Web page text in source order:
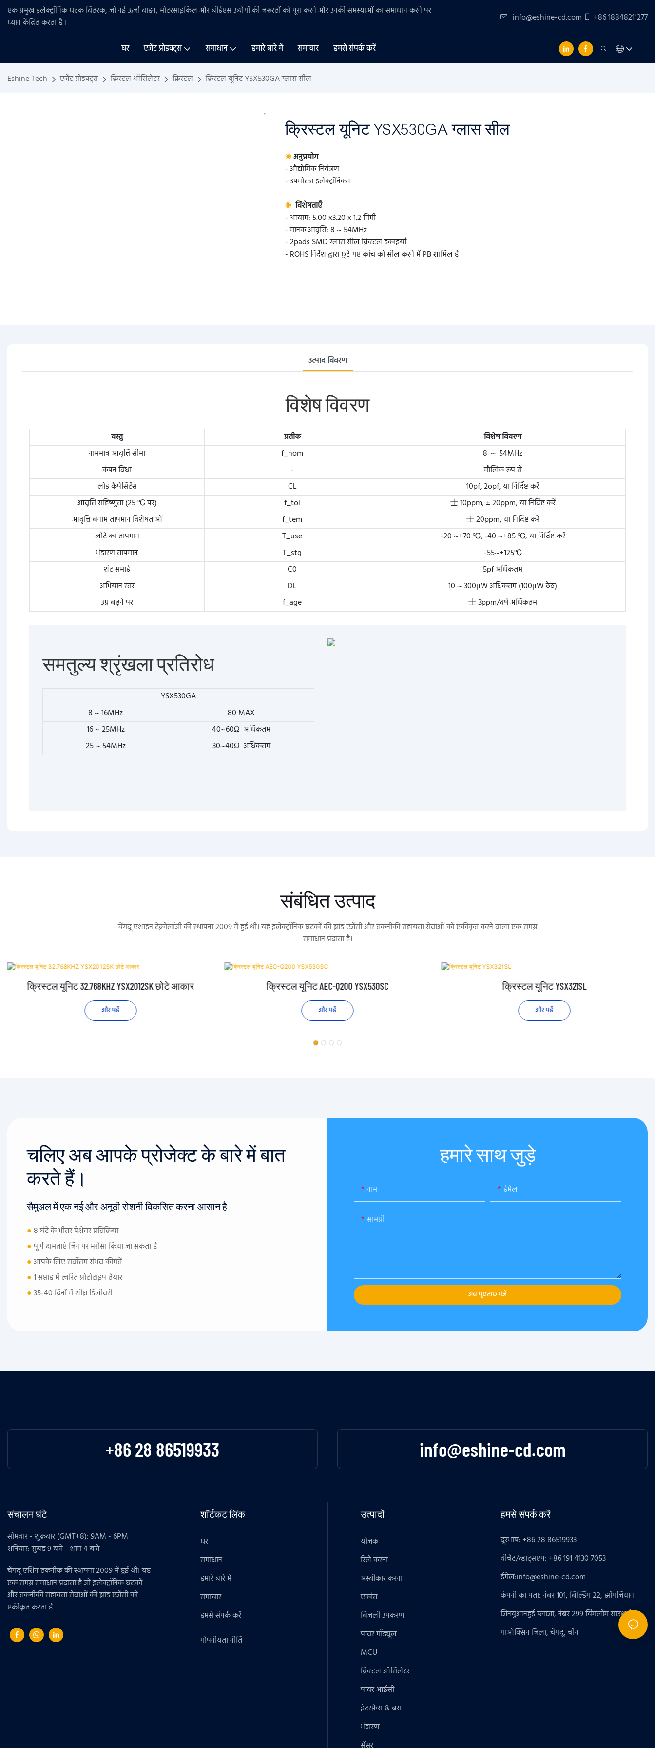
एक प्रमुख इलेक्ट्रॉनिक घटक वितरक, जो नई ऊर्जा वाहन, मोटरसाइकिल और बीईएसउद्योगों कीजरूरतों को पूरा करने और उनकी समस्याओं का समाधान करने पर
ध्यान केंद्रित करता है। info@eshine-cd.com +86 18848211277
घर एजेंट प्रोडक्ट्स समाधान हमारे बारे में समाचार हमसे संपर्क करें
Eshine Tech एजेंट प्रोडक्ट्स क्रिस्टल ऑसिलेटर क्रिस्टल क्रिस्टल यूनिट YSX530GA ग्लास सील
क्रिस्टल यूनिट YSX530GA ग्लास सील
◉अनुप्रयोग
- औद्योगिक नियंत्रण
- उपभोक्ता इलेक्ट्रॉनिक्स
◉ विशेषताएँ
- आयाम: 5.00 x3.20 x 1.2 मिमी
- मानक आवृत्ति: 8 ~ 54MHz
- 2pads SMD ग्लास सील क्रिस्टल इकाइयाँ
- ROHS निर्देश द्वारा छूटे गए कांच को सील करने में PB शामिल है
उत्पाद विवरण
विशेष विवरण
वस्तु प्रतीक
विशेष विवरण
नाममात्र आवृत्ति सीमा
f_nom
8 ～ 54MHz
कंपन विधा
-
मौलिक रूप से
लोड कैपेसिटेंस
CL
10pf, 2opf, या निर्दिष्ट करें
आवृत्ति सहिष्णुता (25 ℃ पर)
f_tol
士 10ppm, ± 20ppm, या निर्दिष्ट करें
आवृत्ति बनाम तापमान विशेषताओं
f_tem
士 20ppm, या निर्दिष्ट करें
लोटे का तापमान
T_use
-20 ~+70 ℃, -40 ~+85 ℃, या निर्दिष्ट करें
भंडारण तापमान
T_stg
-55~+125℃
शंट समाई
C0
5pf अधिकतम
अभियान स्तर
DL
10 ~ 300μW अधिकतम (100μW ठेठ)
उम्र बढ़ने पर
f_age 士 3ppm/वर्ष अधिकतम
समतुल्य श्रृंखला प्रतिरोध
YSX530GA
8 ~ 16MHz
80 MAX
16 ~ 25MHz
40~60Ω अधिकतम
25 ~ 54MHz
30~40Ω अधिकतम
संबंधित उत्पाद
चेंगदू एशाइन टेक्नोलॉजी की स्थापना 2009 में हुई थी। यह इलेक्ट्रॉनिक घटकों की ब्रांड एजेंसी और तकनीकी सहायता सेवाओं को एकीकृत करने वाला एक समग्र
समाधान प्रदाता है।
क्रिस्टल यूनिट 32.768KHZ YSX2012SK छोटे आकार
और पढ़ें
क्रिस्टल यूनिट AEC-Q200 YSX530SC
और पढ़ें
क्रिस्टल यूनिट YSX321SL
और पढ़ें
चलिए अब आपके प्रोजेक्ट के बारे में बात
करते हैं।
सैमुअल में एक नई और अनूठी रोशनी विकसित करना आसान है।
● 8 घंटे के भीतर पेशेवर प्रतिक्रिया
●पूर्ण क्षमताएं जिन पर भरोसा किया जा सकता है
●आपके लिए सर्वोत्तम संभव कीमतें
●1 सप्ताह में त्वरित प्रोटोटाइप तैयार
●35-40 दिनों में शीघ्र डिलीवरी
हमारे साथ जुड़े
नाम ईमेल
सामग्री
अब पूछताछ भेजें
+86 28 86519933 info@eshine-cd.com
संचालन घंटे
सोमवार - शुक्रवार (GMT+8): 9AM - 6PM
शनिवार: सुबह 9 बजे - शाम 4 बजे
चेंगदू एशिन तकनीक की स्थापना 2009 में हुई थी। यह
एक समग्र समाधान प्रदाता है जो इलेक्ट्रॉनिक घटकों
और तकनीकी सहायता सेवाओं की ब्रांड एजेंसी को
एकीकृत करता है
शॉर्टकट लिंक
घर
समाधान
हमारे बारे में
समाचार
हमसे संपर्क करें
गोपनीयता नीति
उत्पादों
योजक
रिले करना
अस्वीकार करना
एकांत
बिजली उपकरण
पावर मॉड्यूल
MCU
क्रिस्टल ऑसिलेटर
पावर आईसी
इंटरफ़ेस & बस
भंडारण
हमसे संपर्क करें
दूरभाष: +86 28 86519933
वीचैट/व्हाट्सएप: +86 191 4130 7053
ईमेल:info@eshine-cd.com
कंपनी का पता: नंबर 101, बिल्डिंग 22, झोंगजियान
जिनयुआनहुई प्लाजा, नंबर 299 यिंगलोंग साउथ रोड 1,
गाओक्सिन जिला, चेंगदू, चीन